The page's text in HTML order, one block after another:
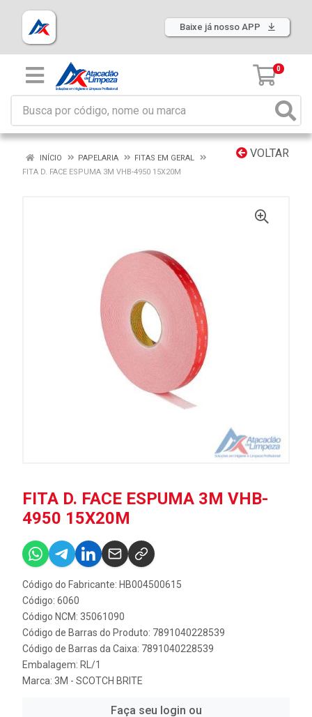
Baixe já nosso APP
0
VOLTAR
INÍCIO PAPELARIA
FITAS EM GERAL
FITA D. FACE ESPUMA 3M VHB-4950 15X20M
FITA D. FACE ESPUMA 3M VHB-
4950 15X20M
Código do Fabricante: HB004500615
Código: 6060
Código NCM: 35061090
Código de Barras do Produto: 7891040228539
Código de Barras da Caixa: 7891040228539
Embalagem: RL/1
Marca: 3M - SCOTCH BRITE
Faça seu login ou